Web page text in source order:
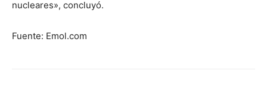
nucleares», concluyó.
Fuente: Emol.com